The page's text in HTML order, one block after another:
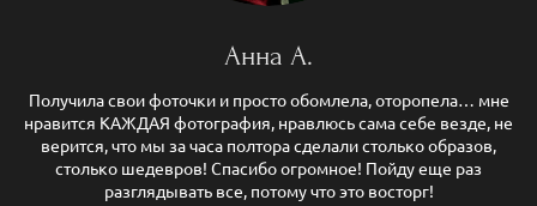
Анна А.
Получила свои фоточки и просто обомлела, оторопела… мне
нравится КАЖДАЯ фотография, нравлюсь сама себе везде, не
верится, что мы за часа полтора сделали столько образов,
столько шедевров! Спасибо огромное! Пойду еще раз
разглядывать все, потому что это восторг!